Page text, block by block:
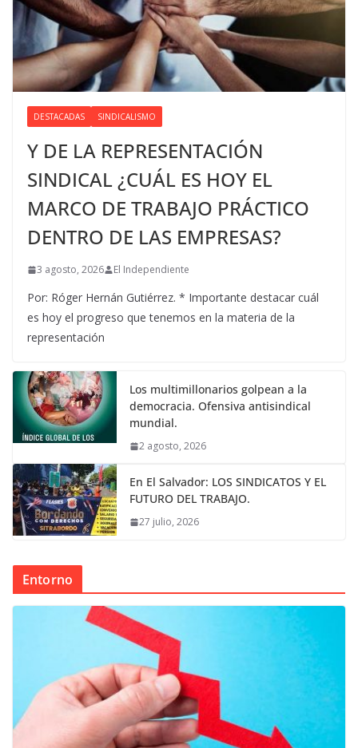
DESTACADAS SINDICALISMO
Y DE LA REPRESENTACIÓN
SINDICAL ¿CUÁL ES HOY EL
MARCO DE TRABAJO PRÁCTICO
DENTRO DE LAS EMPRESAS?
3 agosto, 2026 El Independiente
Por: Róger Hernán Gutiérrez. * Importante destacar cuál
es hoy el progreso que tenemos en la materia de la
representación
Los multimillonarios golpean a la
democracia. Ofensiva antisindical
mundial.
2 agosto, 2026
En El Salvador: LOS SINDICATOS Y EL
FUTURO DEL TRABAJO.
27 julio, 2026
Entorno